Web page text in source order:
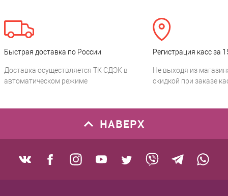
Быстрая доставка по России
Доставка осуществляется ТК СДЭК в
автоматическом режиме
Регистрация касс за
Не выходя из
скидкой при заказе
НАВЕРХ